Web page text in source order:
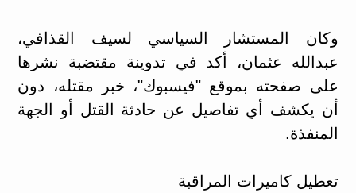
وكان المستشار السياسي لسيف القذافي،
عبدالله عثمان، أكد في تدوينة مقتضبة نشرها
على صفحته بموقع "فيسبوك"، خبر مقتله، دون
أن يكشف أي تفاصيل عن حادثة القتل أو الجهة
المنفذة.
تعطيل كاميرات المراقبة